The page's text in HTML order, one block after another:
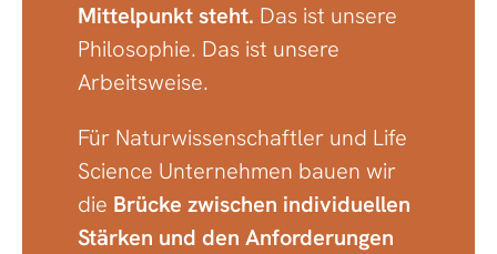
Mittelpunkt steht. Das ist unsere
Philosophie. Das ist unsere
Arbeitsweise.
Für Naturwissenschaftler und Life
Science Unternehmen bauen wir
die Brücke zwischen individuellen
Stärken und den Anforderungen